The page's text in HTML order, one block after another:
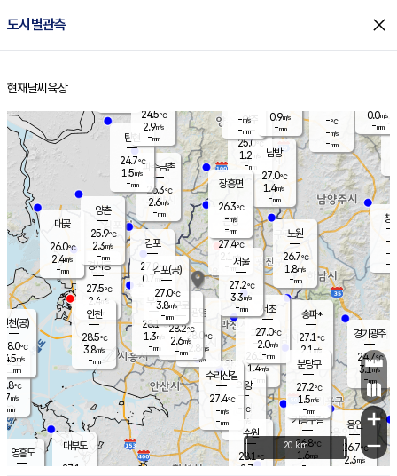
도시별관측 close
홈
현재날씨 육상
의도
℃
m/s
mm
영흥도
양주
25.0℃
1.2
-mm
과천
26.1℃
1.4m/s
- mm
용인
26.7℃
2.3m/s
경기광주
24.7℃
3.1m/s
-mm
대부도
27.1
경서동
27.5℃
2.4 m/s
-mm
파주금촌
26.3℃
2.6m/s
-mm
-℃
-m/s
-mm
대곶
26.0℃
2.4m/s
-mm
창
-
-m/
-
탄현
24.7℃
1.5m/s
-mm
0.0m/s
-mm
의왕
- ℃
m/s
mm
김포
27.0℃
0.7 m/s
mm
광명
28.0
℃
2.8 m/s
-mm
부천
28.1℃
1.3m/s
-mm
양촌
25.9℃
2.3m/s
-mm
구로
28.2℃
2.6m/s
-mm
은평
27.4℃
2.1 m/s
- mm
노원
26.7℃
1.8m/s
-mm
송파*
27.1℃
2.1 m/s
-mm
서초
27.0℃
2.0m/s
-mm
남방
27.0℃
1.4m/s
-mm
기흥구갈
26.8℃
1.6m/s
-
수리산길
27.4℃
-m/s
-mm
분당구
27.2℃
1.5m/s
-mm
장흥면
26.3℃
-m/s
-mm
-m/s
-mm
인천(공)
28.0℃
4.5m/s
-mm
김포(공)
27.0℃
3.8m/s
-mm
수원
28.1℃
2.7 m/s
인천
28.5℃
3.8m/s
-mm
서울
27.2℃
3.3m/s
-mm
24.5℃
2.9m/s
-mm
0.9m/s
-mm
+
−
20 km